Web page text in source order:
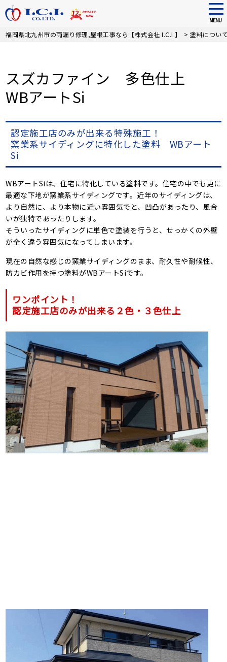
Skip
MENU
福岡県北九州市の雨漏り修理,屋根工事なら【株式会社 I.C.I.】 >塗料につい
スズカファイン 多色仕上
WBアートSi
認定施工店のみが出来る特殊施工！
窯業系サイディングに特化した塗料 WBアート
Si
WBアートSiは、住宅に特化している塗料です。住宅の中でも更に
最適な下地が窯業系サイディングです。近年のサイディングは、
より自然に、より本物に近い雰囲気でと、凹凸があったり、風合
いが独特であったりします。
そういったサイディングに単色で塗装を行うと、せっかくの外壁
が全く違う雰囲気になってしまいます。
現在の自然な感じの窯業サイディングのまま、耐久性や耐候性、
防カビ作用を持つ塗料がWBアートSiです。
ワンポイント！
認定施工店のみが出来る２色・３色仕上